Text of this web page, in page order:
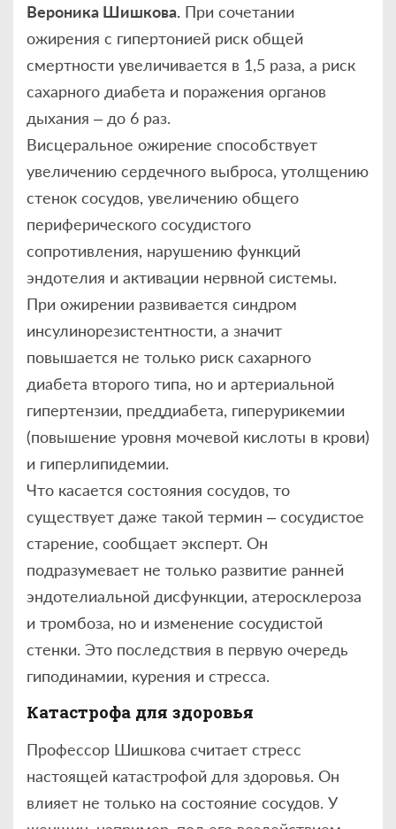
Вероника Шишкова. При сочетании
ожирения с гипертонией риск общей
смертности увеличивается в 1,5 раза, а риск
сахарного диабета и поражения органов
дыхания – до 6 раз.
Висцеральное ожирение способствует
увеличению сердечного выброса, утолщению
стенок сосудов, увеличению общего
периферического сосудистого
сопротивления, нарушению функций
эндотелия и активации нервной системы.
При ожирении развивается синдром
инсулинорезистентности, а значит
повышается не только риск сахарного
диабета второго типа, но и артериальной
гипертензии, преддиабета, гиперурикемии
(повышение уровня мочевой кислоты в крови)
и гиперлипидемии.
Что касается состояния сосудов, то
существует даже такой термин – сосудистое
старение, сообщает эксперт. Он
подразумевает не только развитие ранней
эндотелиальной дисфункции, атеросклероза
и тромбоза, но и изменение сосудистой
стенки. Это последствия в первую очередь
гиподинамии, курения и стресса.
Катастрофа для здоровья
Профессор Шишкова считает стресс
настоящей катастрофой для здоровья. Он
влияет не только на состояние сосудов. У